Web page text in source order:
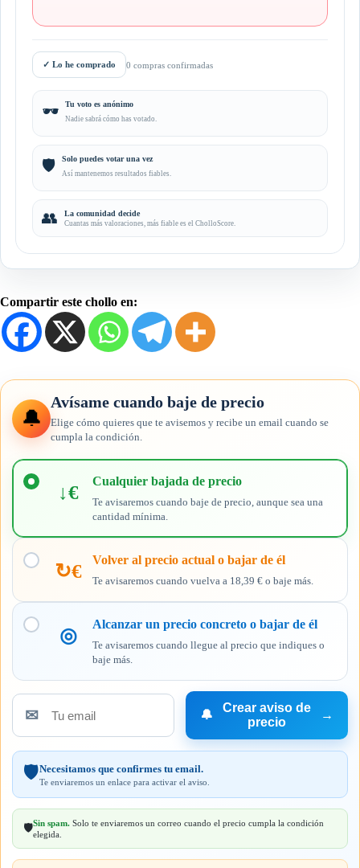
✓ Lo he comprado 0 compras confirmadas
🕶️ Tu voto es anónimo
Nadie sabrá cómo has votado.
🛡️ Solo puedes votar una vez
Así mantenemos resultados fiables.
👥 La comunidad decide
Cuantas más valoraciones, más fiable es el CholloScore.
Compartir este chollo en:
🔔
Avísame cuando baje de precio
Elige cómo quieres que te avisemos y recibe un email cuando se
cumpla la condición.
Elige
cuándo
quieres
aviso
↓€
Cualquier bajada de precio
Te avisaremos cuando baje de precio, aunque sea una
cantidad mínima.
↻€
Volver al precio actual o bajar de él
Te avisaremos cuando vuelva a 18,39 € o baje más.
◎
Alcanzar un precio concreto o bajar de él
Te avisaremos cuando llegue al precio que indiques o
baje más.
Tu
email
✉ 🔔
Crear aviso de
precio
→
🛡️Necesitamos que confirmes tu email.
Te enviaremos un enlace para activar el aviso.
🛡️Sin spam. Solo te enviaremos un correo cuando el precio cumpla la condición
elegida.